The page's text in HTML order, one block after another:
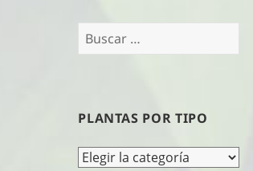
Buscar:
PLANTAS POR TIPO
Plantas